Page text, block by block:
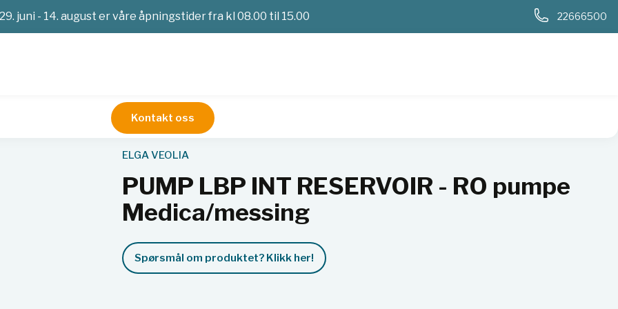
29. juni - 14. august er våre åpningstider fra kl 08.00 til 15.00 22666500
Kontakt oss
PUMP LBP INT RESERVOIR - RO pumpe Medica/messing
ELGA VEOLIA
PUMP LBP INT RESERVOIR - RO pumpe
Medica/messing
Spørsmål om produktet? Klikk her!